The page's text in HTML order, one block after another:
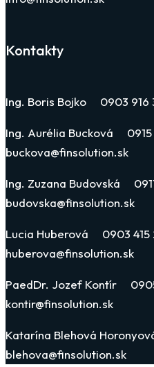
Kontakty
Ing. Boris Bojko 0903
Ing. Aurélia Bucková
buckova@finsolution.sk
Ing. Zuzana Budovská
budovska@finsolution.sk
Lucia Huberová 0903
huberova@finsolution.sk
PaedDr. Jozef Kontír
kontir@finsolution.sk
Katarína Blehová
blehova@finsolution.sk